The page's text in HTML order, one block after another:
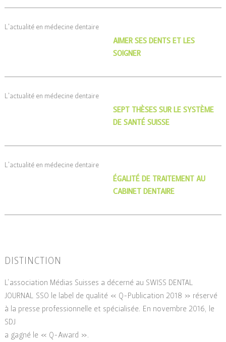
L'actualité en médecine dentaire
AIMER SES DENTS ET LES
SOIGNER
L'actualité en médecine dentaire
SEPT THÈSES SUR LE SYSTÈME
DE SANTÉ SUISSE
L'actualité en médecine dentaire
ÉGALITÉ DE TRAITEMENT AU
CABINET DENTAIRE
DISTINCTION
L’association Médias Suisses a décerné au SWISS DENTAL
JOURNAL SSO le label de qualité « Q-Publication 2018 » réservé
à la presse professionnelle et spécialisée. En novembre 2016, le
SDJ
a gagné le « Q-Award ».